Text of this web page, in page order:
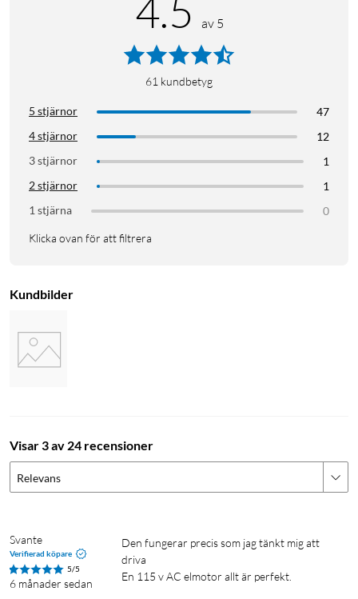
4.5 av 5
61 kundbetyg
5 stjärnor
47
4 stjärnor
12
3 stjärnor
1
2 stjärnor
1
1 stjärna
0
Klicka ovan för att filtrera
Kundbilder
Visar 3 av 24 recensioner
Relevans
Svante
Verifierad köpare
5/5
6 månader sedan
Den fungerar precis som jag tänkt mig att
driva